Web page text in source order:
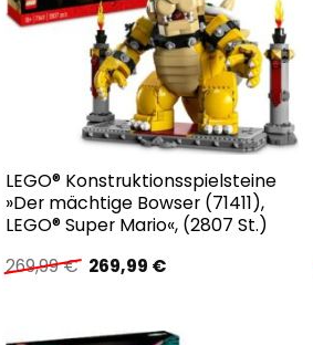
LEGO® Konstruktionsspielsteine
»Der mächtige Bowser (71411),
LEGO® Super Mario«, (2807 St.)
269,99€ Ursprünglicher
Preis
269,99 €Aktueller